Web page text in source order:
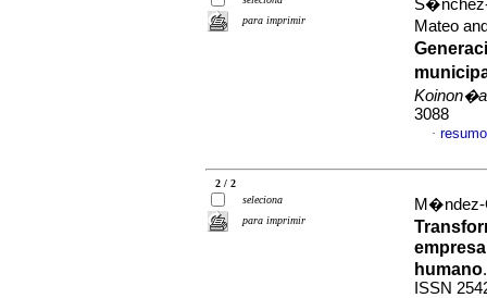
para imprimir
Mateo
Koinon�a
3088
·
2 / 2
seleciona
para imprimir
M�ndez-
humano
ISSN